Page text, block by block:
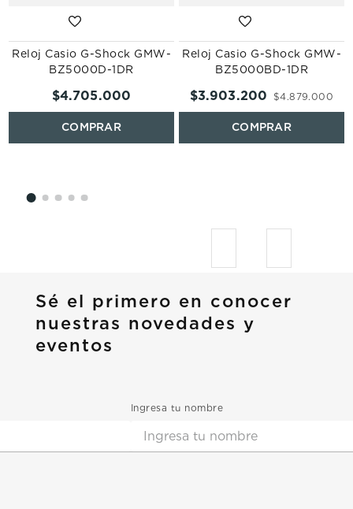
Reloj Casio G-Shock GMW-
BZ5000D-1DR
$4.705.000
Reloj Casio G-Shock GMW-
BZ5000BD-1DR
$4.879.000
$3.903.200
Sé el primero en conocer
nuestras novedades y
eventos
Ingresa tu nombre